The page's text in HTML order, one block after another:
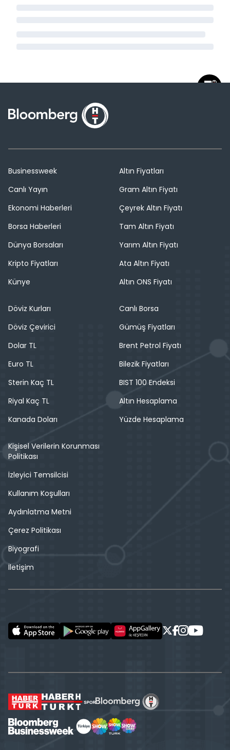
Businessweek
Canlı Yayın
Ekonomi Haberleri
Borsa Haberleri
Dünya Borsaları
Kripto Fiyatları
Künye
Altın Fiyatları
Gram Altın Fiyatı
Çeyrek Altın Fiyatı
Tam Altın Fiyatı
Yarım Altın Fiyatı
Ata Altın Fiyatı
Altın ONS Fiyatı
Döviz Kurları
Döviz Çevirici
Dolar TL
Euro TL
Sterin Kaç TL
Riyal Kaç TL
Kanada Doları
Canlı Borsa
Gümüş Fiyatları
Brent Petrol Fiyatı
Bilezik Fiyatları
BIST 100 Endeksi
Altın Hesaplama
Yüzde Hesaplama
Kişisel Verilerin Korunması
Politikası
İzleyici Temsilcisi
Kullanım Koşulları
Aydınlatma Metni
Çerez Politikası
Biyografi
İletişim